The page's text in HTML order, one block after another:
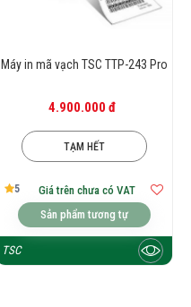
Máy in mã vạch TSC TTP-243 Pro
4.900.000 đ
TẠM HẾT
5
Giá trên chưa có VAT
Sản phẩm tương tự
TSC